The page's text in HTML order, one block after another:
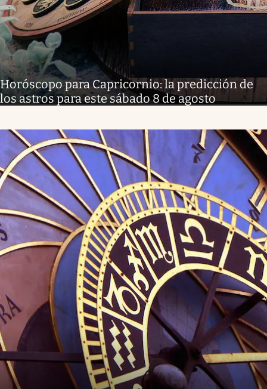
Horóscopo para Capricornio: la predicción de
los astros para este sábado 8 de agosto